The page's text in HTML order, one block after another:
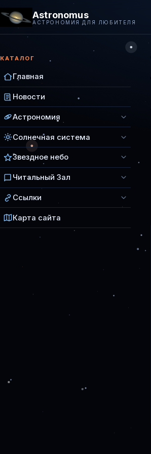
Astronomus
АСТРОНОМИЯ ДЛЯ ЛЮБИТЕЛЯ
КАТАЛОГ
Главная
Новости
Астрономия
Солнечная система
Звездное небо
Читальный Зал
Ссылки
Карта сайта